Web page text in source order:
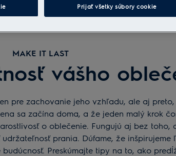
MAKE IT LAST
vášho
pre zachovanie jeho vzhľadu, ale aj
sa začína doma, a že jeden malý krok
o oblečenie. Fungujú aj bez toho,
prania. Dúfame, že
Preskúmajte tipy na to, ako
Prijať všetky súbory cookie